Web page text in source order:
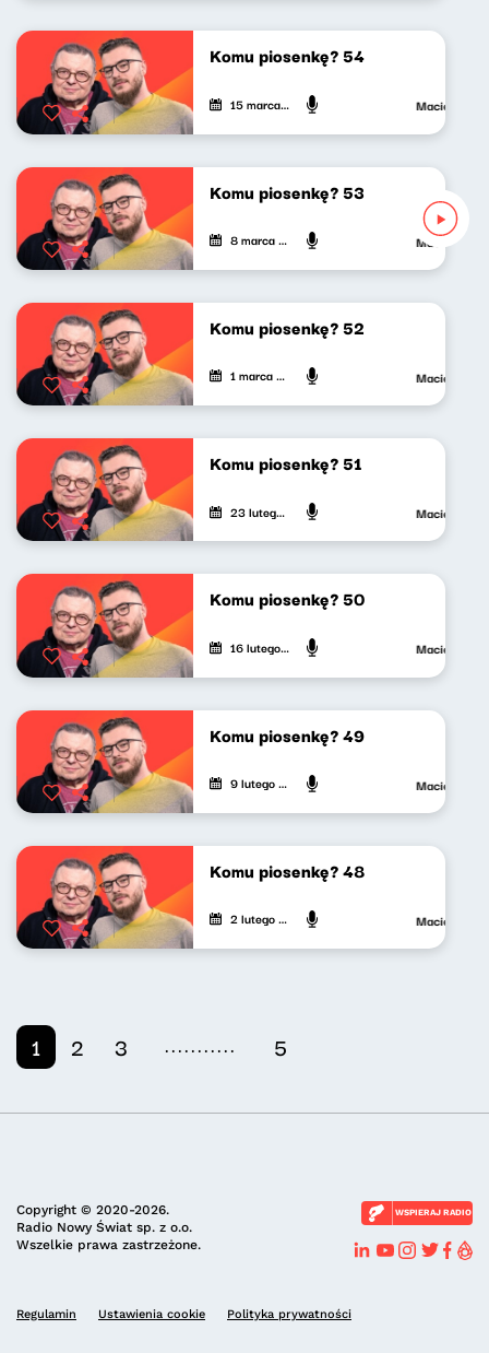
Komu piosenkę? 54
15 marca 2024 Maciej
Komu piosenkę? 53
8 marca 2024 Maciej
Komu piosenkę? 52
1 marca 2024 Maciej
Komu piosenkę? 51
23 lutego 2024 Maciej
Komu piosenkę? 50
16 lutego 2024 Maciej
Komu piosenkę? 49
9 lutego 2024 Maciej
Komu piosenkę? 48
2 lutego 2024 Maciej
1 2 3 ........... 5
Copyright © 2020-2026.
Radio Nowy Świat sp. z o.o.
Wszelkie prawa zastrzeżone.
WSPIERAJ RADIO
Regulamin Ustawienia cookie Polityka prywatności